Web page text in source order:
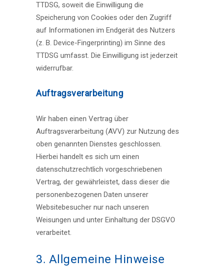
TTDSG, soweit die Einwilligung die
Speicherung von Cookies oder den Zugriff
auf Informationen im Endgerät des Nutzers
(z. B. Device-Fingerprinting) im Sinne des
TTDSG umfasst. Die Einwilligung ist jederzeit
widerrufbar.
Auftragsverarbeitung
Wir haben einen Vertrag über
Auftragsverarbeitung (AVV) zur Nutzung des
oben genannten Dienstes geschlossen.
Hierbei handelt es sich um einen
datenschutzrechtlich vorgeschriebenen
Vertrag, der gewährleistet, dass dieser die
personenbezogenen Daten unserer
Websitebesucher nur nach unseren
Weisungen und unter Einhaltung der DSGVO
verarbeitet.
3. Allgemeine Hinweise